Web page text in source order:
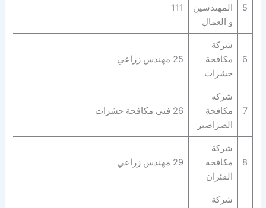
5
المهندسين
و العمال
111
6
شركة
مكافحة
حشرات
25 مهندس زراعي
7
شركة
مكافحة
الصراصير
26 فني مكافحة حشرات
8
شركة
مكافحة
الفئران
29 مهندس زراعي
شركة